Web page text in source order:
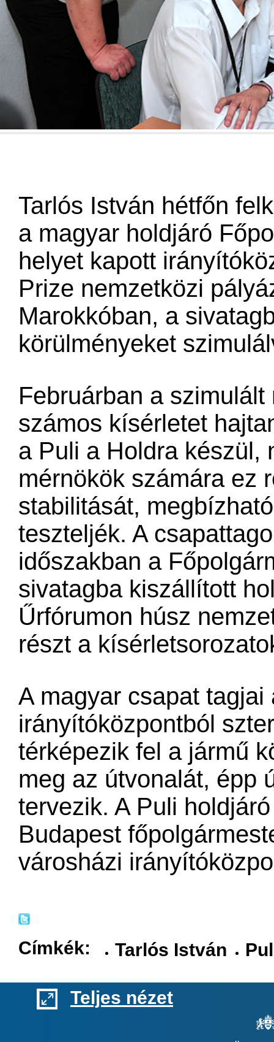
Tarlós István hétfőn
a magyar holdjáró
helyet kapott
Prize nemzetközi
Marokkóban, a
körülményeket
Februárban a
számos kísérletet
a Puli a Holdra készül,
mérnökök számára ez
stabilitását,
teszteljék. A
időszakban a
sivatagba kiszállított
Űrfórumon húsz
részt a
A magyar csapat tagjai
irányítóközpontból
térképezik fel a jármű
meg az útvonalát, épp
tervezik. A Puli
Budapest
városházi
Címkék: Tarlós István
Teljes nézet